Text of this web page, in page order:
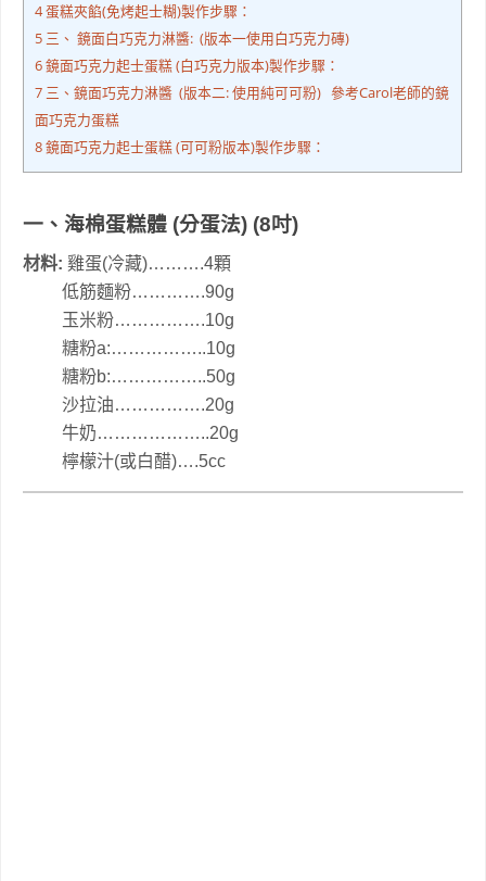
4蛋糕夾餡(免烤起士糊)製作步驟：
5 三、 鏡面白巧克力淋醬: (版本一使用白巧克力磚)
6鏡面巧克力起士蛋糕 (白巧克力版本)製作步驟：
7 三、鏡面巧克力淋醬 (版本二: 使用純可可粉) 參考Carol老師的鏡
面巧克力蛋糕
8鏡面巧克力起士蛋糕 (可可粉版本)製作步驟：
一、海棉蛋糕體 (分蛋法) (8吋)
材料: 雞蛋(冷藏)……….4顆
低筋麵粉………….90g
玉米粉…………….10g
糖粉a:……………..10g
糖粉b:……………..50g
沙拉油…………….20g
牛奶………………..20g
檸檬汁(或白醋)….5cc